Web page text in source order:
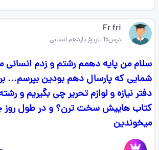
Fr fri
درس15 تاریخ یازدهم انسانی
سلام من پایه دهمم رشتم و زدم انسانی
شمایی که پارسال دهم بودین بپرسم...
دفتر نیازه و لوازم تحریر چی بگیریم و
کتاب هاییش سخت ترن؟ و در طول
میخوندین